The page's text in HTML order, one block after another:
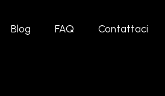
Blog FAQ Contattaci